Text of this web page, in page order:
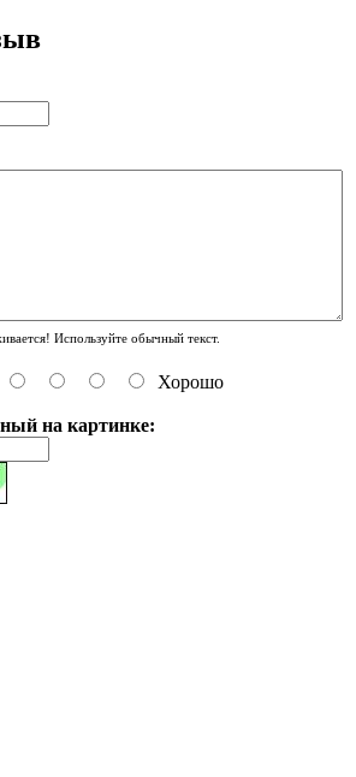
Используйте обычный текст.
Хорошо
на картинке: